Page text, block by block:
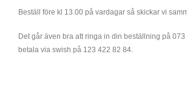
Beställ före kl 13.00 på vardagar så skickar vi
Det går även bra att ringa in din beställning på 073
betala via swish på 123 422 82 84.